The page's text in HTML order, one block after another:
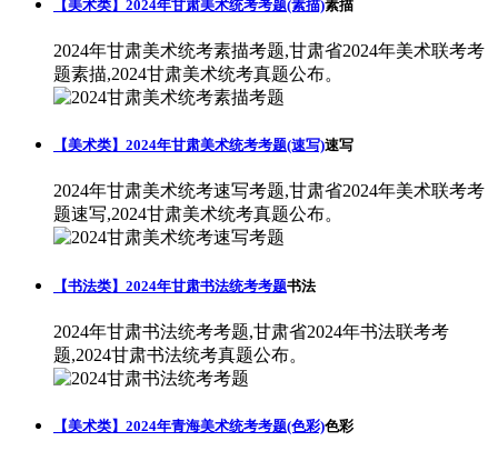
【美术类】2024年甘肃美术统考考题(素描)素描
2024年甘肃美术统考素描考题,甘肃省2024年美术联考考
题素描,2024甘肃美术统考真题公布。
【美术类】2024年甘肃美术统考考题(速写)速写
2024年甘肃美术统考速写考题,甘肃省2024年美术联考考
题速写,2024甘肃美术统考真题公布。
【书法类】2024年甘肃书法统考考题书法
2024年甘肃书法统考考题,甘肃省2024年书法联考考
题,2024甘肃书法统考真题公布。
【美术类】2024年青海美术统考考题(色彩)色彩